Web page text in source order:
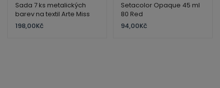
Sada 7 ks metalických
barev na textil Arte Miss
198,00Kč
Setacolor Opaque 45 ml
80 Red
94,00Kč